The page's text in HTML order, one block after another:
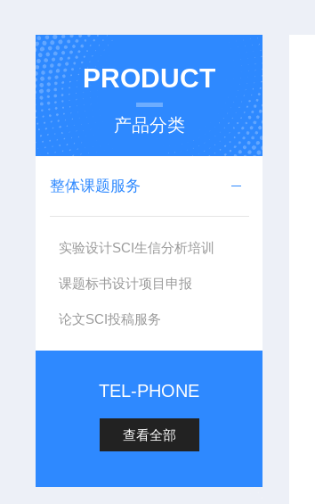
PRODUCT
产品分类
整体课题服务
实验设计SCI生信分析培训
课题标书设计项目申报
论文SCI投稿服务
TEL-PHONE
查看全部